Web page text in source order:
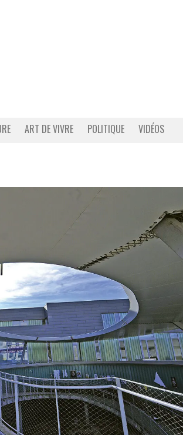
ART DE VIVRE POLITIQUE VIDÉOS